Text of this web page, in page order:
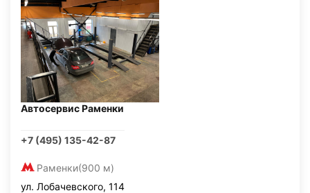
Автосервис Раменки
+7 (495) 135-42-87
Раменки(900 м)
ул. Лобачевского, 114